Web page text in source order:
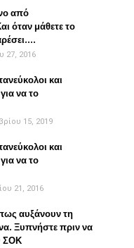
από
όταν μάθετε το
27, 2016
και
να το
15, 2019
και
να το
21, 2016
αυξάνουν τη
Ξυπνήστε πριν να
ΣΟΚ